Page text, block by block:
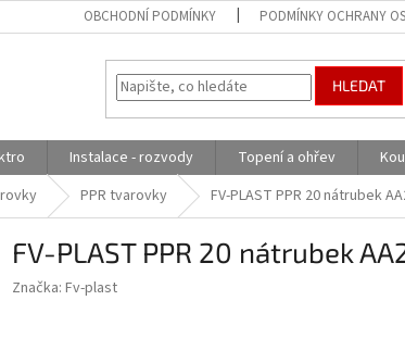
OBCHODNÍ PODMÍNKY PODMÍNKY OCHRANY
HLEDAT
Instalace - rozvody Topení a ohřev
PPR tvarovky FV-PLAST PPR 20 nátrubek
FV-PLAST PPR 20 nátrubek
Značka: Fv-plast